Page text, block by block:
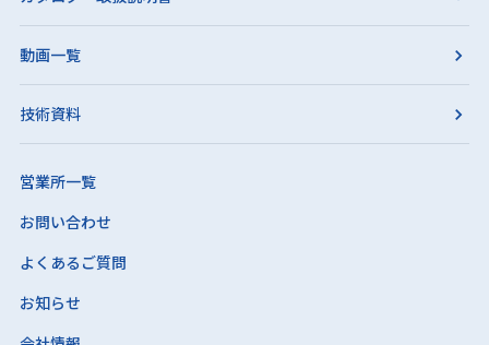
動画一覧
技術資料
営業所一覧
お問い合わせ
よくあるご質問
お知らせ